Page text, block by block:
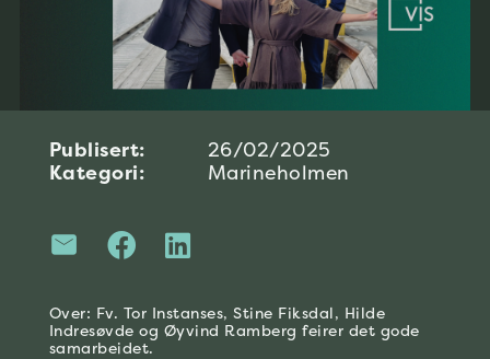
Publisert:
26/02/2025
Kategori:
Marineholmen
Over: Fv. Tor Instanses, Stine Fiksdal, Hilde
Indresøvde og Øyvind Ramberg feirer det gode
samarbeidet.